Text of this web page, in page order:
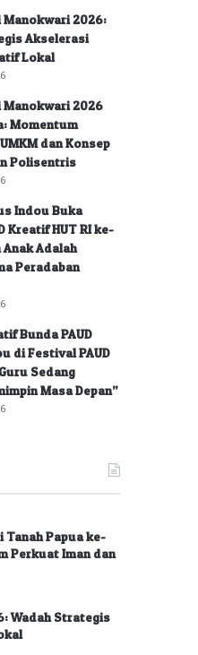
2026:
Akselerasi
Lokal
2026
Momentum
dan Konsep
Polisentris
Indou Buka
Kreatif HUT RI ke-
Anak Adalah
Peradaban
Bunda PAUD
di Festival PAUD
Sedang
Masa Depan”
Papua ke-
Perkuat Iman dan
Wadah Strategis